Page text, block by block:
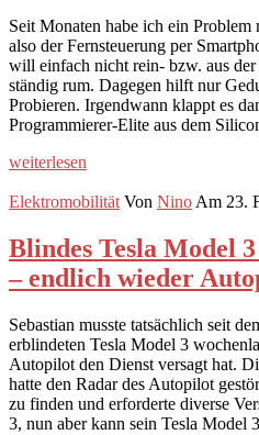
Seit Monaten habe ich ein
also der Fernsteuerung per
will einfach nicht rein- bzw. aus
ständig rum. Dagegen hilft nur
Probieren. Irgendwann klappt es
Programmierer-Elite aus dem
weiterlesen
Elektromobilität Von NinoAm 23.
Blindes Tesla Model
– endlich wieder
Sebastian musste tatsächlich seit
erblindeten Tesla Model 3
Autopilot den Dienst versagt hat.
hatte den Radar des Autopilot
zu finden und erforderte diverse
3, nun aber kann sein Tesla Model